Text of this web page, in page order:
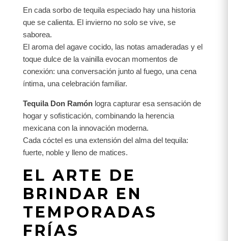
En cada sorbo de tequila especiado hay una historia
que se calienta. El invierno no solo se vive, se
saborea.
El aroma del agave cocido, las notas amaderadas y el
toque dulce de la vainilla evocan momentos de
conexión: una conversación junto al fuego, una cena
íntima, una celebración familiar.
Tequila Don Ramón logra capturar esa sensación de
hogar y sofisticación, combinando la herencia
mexicana con la innovación moderna.
Cada cóctel es una extensión del alma del tequila:
fuerte, noble y lleno de matices.
EL ARTE DE
BRINDAR EN
TEMPORADAS
FRÍAS